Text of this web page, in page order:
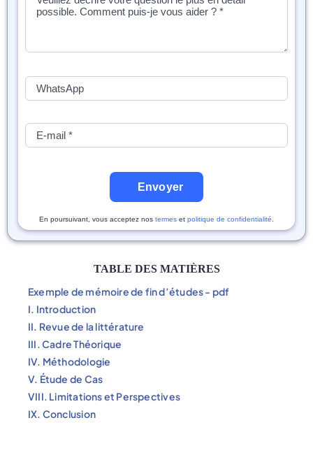
Envoyer
En poursuivant, vous acceptez nos termes et politique de confidentialité
TABLE DES MATIÈRES
Exemple de mémoire de fin d’études - pdf
I. Introduction
II. Revue de la littérature
III. Cadre Théorique
IV. Méthodologie
V. Étude de Cas
VIII. Limitations et Perspectives
IX. Conclusion